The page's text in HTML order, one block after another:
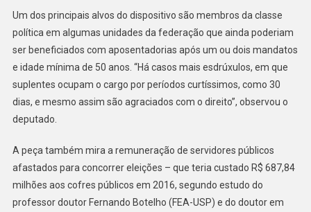
Um dos principais alvos do dispositivo são membros da classe
política em algumas unidades da federação que ainda poderiam
ser beneficiados com aposentadorias após um ou dois mandatos
e idade mínima de 50 anos. “Há casos mais esdrúxulos, em que
suplentes ocupam o cargo por períodos curtíssimos, como 30
dias, e mesmo assim são agraciados com o direito”, observou o
deputado.
A peça também mira a remuneração de servidores públicos
afastados para concorrer eleições – que teria custado R$ 687,84
milhões aos cofres públicos em 2016, segundo estudo do
professor doutor Fernando Botelho (FEA-USP) e do doutor em